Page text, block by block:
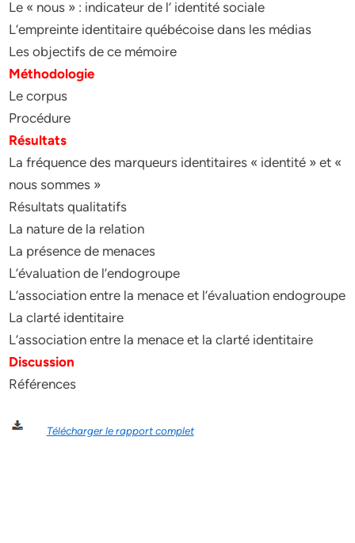
Le « nous » : indicateur de l’ identité sociale
L’empreinte identitaire québécoise dans les médias
Les objectifs de ce mémoire
Méthodologie
Le corpus
Procédure
Résultats
La fréquence des marqueurs identitaires « identité » et «
nous sommes »
Résultats qualitatifs
La nature de la relation
La présence de menaces
L’évaluation de l’endogroupe
L’association entre la menace et l’évaluation endogroupe
La clarté identitaire
L’association entre la menace et la clarté identitaire
Discussion
Références
Télécharger le rapport complet